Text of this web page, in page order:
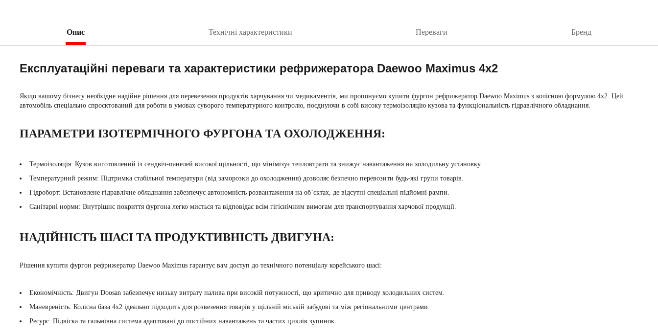
Опис Технічні характеристики Переваги Бренд
Експлуатаційні переваги та характеристики рефрижератора Daewoo Maximus 4х2
Якщо вашому бізнесу необхідне надійне рішення для перевезення продуктів харчування чи медикаментів, ми пропонуємо купити фургон рефрижератор Daewoo Maximus з колісною формулою 4х2. Цей
автомобіль спеціально спроєктований для роботи в умовах суворого температурного контролю, поєднуючи в собі високу термоізоляцію кузова та функціональність гідравлічного обладнання.
ПАРАМЕТРИ ІЗОТЕРМІЧНОГО ФУРГОНА ТА ОХОЛОДЖЕННЯ:
Термоізоляція: Кузов виготовлений із сендвіч-панелей високої щільності, що мінімізує тепловтрати та знижує навантаження на холодильну установку.
Температурний режим: Підтримка стабільної температури (від заморозки до охолодження) дозволяє безпечно перевозити будь-які групи товарів.
Гідроборт: Встановлене гідравлічне обладнання забезпечує автономність розвантаження на об’єктах, де відсутні спеціальні підйомні рампи.
Санітарні норми: Внутрішнє покриття фургона легко миється та відповідає всім гігієнічним вимогам для транспортування харчової продукції.
НАДІЙНІСТЬ ШАСІ ТА ПРОДУКТИВНІСТЬ ДВИГУНА:
Рішення купити фургон рефрижератор Daewoo Maximus гарантує вам доступ до технічного потенціалу корейського шасі:
Економічність: Двигун Doosan забезпечує низьку витрату палива при високій потужності, що критично для приводу холодильних систем.
Маневреність: Колісна база 4х2 ідеально підходить для розвезення товарів у щільній міській забудові та між регіональними центрами.
Ресурс: Підвіска та гальмівна система адаптовані до постійних навантажень та частих циклів зупинок.